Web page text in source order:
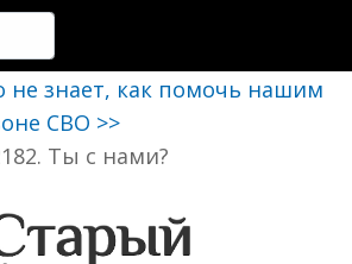
не знает, как помочь нашим
СВО >>
Ты с нами?